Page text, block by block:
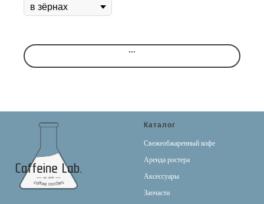
...
Каталог
Свежеобжаренный кофе
Аренда ростера
Аксессуары
Запчасти